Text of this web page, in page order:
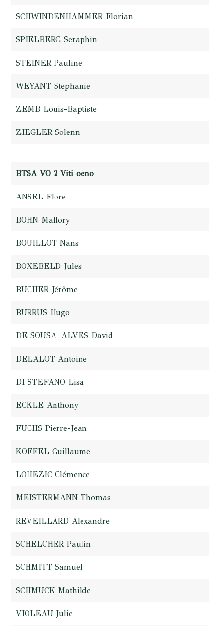
SCHWINDENHAMMER Florian
SPIELBERG Seraphin
STEINER Pauline
WEYANT Stephanie
ZEMB Louis-Baptiste
ZIEGLER Solenn
BTSA VO 2 Viti oeno
ANSEL Flore
BOHN Mallory
BOUILLOT Nans
BOXEBELD Jules
BUCHER Jérôme
BURRUS Hugo
DE SOUSA ALVES David
DELALOT Antoine
DI STEFANO Lisa
ECKLE Anthony
FUCHS Pierre-Jean
KOFFEL Guillaume
LOHEZIC Clémence
MEISTERMANN Thomas
REVEILLARD Alexandre
SCHELCHER Paulin
SCHMITT Samuel
SCHMUCK Mathilde
VIOLEAU Julie